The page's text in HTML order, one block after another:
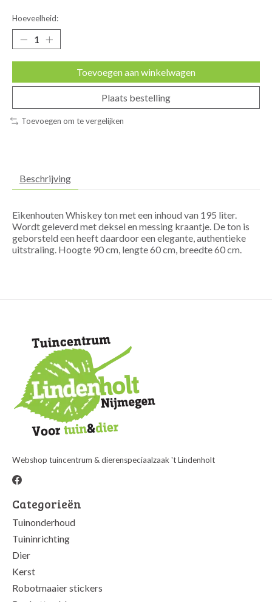
Hoeveelheid:
Toevoegen aan winkelwagen
Plaats bestelling
Toevoegen om te vergelijken
Beschrijving
Eikenhouten Whiskey ton met een inhoud van 195 liter.
Wordt geleverd met deksel en messing kraantje. De ton is
geborsteld een heeft daardoor een elegante, authentieke
uitstraling. Hoogte 90 cm, lengte 60 cm, breedte 60 cm.
Webshop tuincentrum & dierenspeciaalzaak 't Lindenholt
Categorieën
Tuinonderhoud
Tuininrichting
Dier
Kerst
Robotmaaier stickers